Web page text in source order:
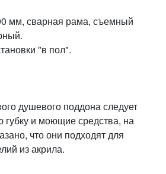
мм, сварная рама, съемный
"в пол".
душевого поддона следует
губку и моющие средства, на
что они подходят для
из акрила.